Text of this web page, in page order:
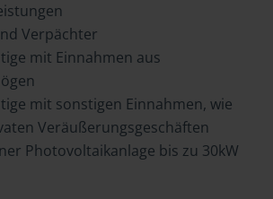
Verpächter
mit Einnahmen aus
mit sonstigen Einnahmen, wie
Veräußerungsgeschäften
Photovoltaikanlage bis zu 30kW